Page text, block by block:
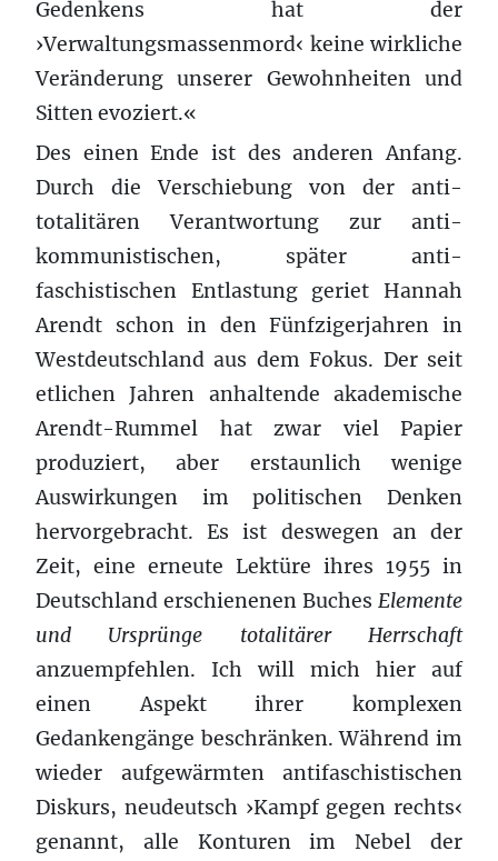
Gedenkens hat der
›Verwaltungsmassenmord‹ keine wirkliche
Veränderung unserer Gewohnheiten und
Sitten evoziert.«
Des einen Ende ist des anderen Anfang.
Durch die Verschiebung von der anti-
totalitären Verantwortung zur anti-
kommunistischen, später anti-
faschistischen Entlastung geriet Hannah
Arendt schon in den Fünfzigerjahren in
Westdeutschland aus dem Fokus. Der seit
etlichen Jahren anhaltende akademische
Arendt-Rummel hat zwar viel Papier
produziert, aber erstaunlich wenige
Auswirkungen im politischen Denken
hervorgebracht. Es ist deswegen an der
Zeit, eine erneute Lektüre ihres 1955 in
Deutschland erschienenen Buches Elemente
und Ursprünge totalitärer Herrschaft
anzuempfehlen. Ich will mich hier auf
einen Aspekt ihrer komplexen
Gedankengänge beschränken. Während im
wieder aufgewärmten antifaschistischen
Diskurs, neudeutsch ›Kampf gegen rechts‹
genannt, alle Konturen im Nebel der